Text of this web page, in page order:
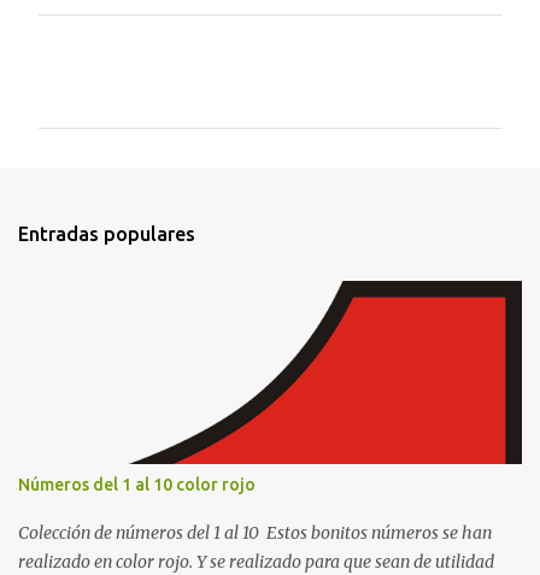
t
Entradas populares
Números del 1 al 10 color rojo
Colección de números del 1 al 10 Estos bonitos números se han
realizado en color rojo. Y se realizado para que sean de utilidad